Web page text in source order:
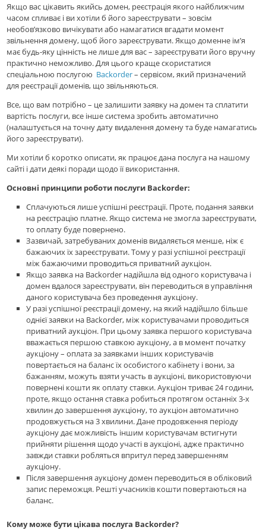
Якщо вас цікавить якийсь домен, реєстрація якого найближчим
часом спливає і ви хотіли б його зареєструвати – зовсім
необов’язково вичікувати або намагатися вгадати момент
звільнення домену, щоб його зареєструвати. Якщо доменне ім’я
має будь-яку цінність не лише для вас – зареєструвати його вручну
практично неможливо. Для цього краще скористатися
спеціальною послугою Backorder– сервісом, який призначений
для реєстрації доменів, що звільняються.
Все, що вам потрібно – це залишити заявку на домен та сплатити
вартість послуги, все інше система зробить автоматично
(налаштується на точну дату видалення домену та буде намагатись
його зареєструвати).
Ми хотіли б коротко описати, як працює дана послуга на нашому
сайті і дати деякі поради щодо її використання.
Основні принципи роботи послуги Backorder:
Сплачуються лише успішні реєстрації. Проте, подання заявки
на реєстрацію платне. Якщо система не змогла зареєструвати,
то оплату буде повернено.
Зазвичай, затребуваних доменів видаляється менше, ніж є
бажаючих їх зареєструвати. Тому у разі успішної реєстрації
між бажаючими проводиться приватний аукціон.
Якщо заявка на Backorder надійшла від одного користувача і
домен вдалося зареєструвати, він переводиться в управління
даного користувача без проведення аукціону.
У разі успішної реєстрації домену, на який надійшло більше
однієї заявки на Backorder, між користувачами проводиться
приватний аукціон. При цьому заявка першого користувача
вважається першою ставкою аукціону, а в момент початку
аукціону – оплата за заявками інших користувачів
повертається на баланс їх особистого кабінету і вони, за
бажанням, можуть взяти участь в аукціоні, використовуючи
повернені кошти як оплату ставки. Аукціон триває 24 години,
проте, якщо остання ставка робиться протягом останніх 3-х
хвилин до завершення аукціону, то аукціон автоматично
продовжується на 3 хвилини. Дане продовження періоду
аукціону дає можливість іншим користувачам встигнути
прийняти рішення щодо участі в аукціоні, адже практично
завжди ставки робляться впритул перед завершенням
аукціону.
Після завершення аукціону домен переводиться в обліковий
запис переможця. Решті учасників кошти повертаються на
баланс.
Кому може бути цікава послуга Backorder?